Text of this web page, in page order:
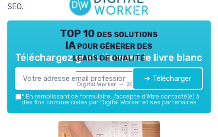
SEO.
TOP 10 des solutions
IA pour générer des
leads de qualité
Digital Worker — 2026
Téléchargez gratuitement le livre blanc
➔ Télécharger
* En remplissant ce formulaire, j’accepte d’être contacté(e) à
des fins commerciales par Digital Worker et ses partenaires.